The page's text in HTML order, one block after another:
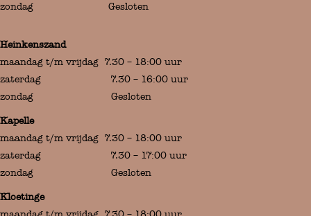
zondag Gesloten
Heinkenszand
maandag t/m vrijdag 7.30 – 18:00 uur
zaterdag 7.30 – 16:00 uur
zondag Gesloten
Kapelle
maandag t/m vrijdag 7.30 – 18:00 uur
zaterdag 7.30 – 17:00 uur
zondag Gesloten
Kloetinge